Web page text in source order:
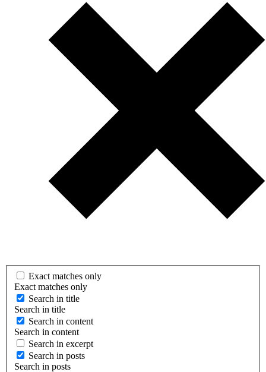
Exact matches only
Exact matches only
Search in title
Search in title
Search in content
Search in content
Search in excerpt
Search in posts
Search in posts